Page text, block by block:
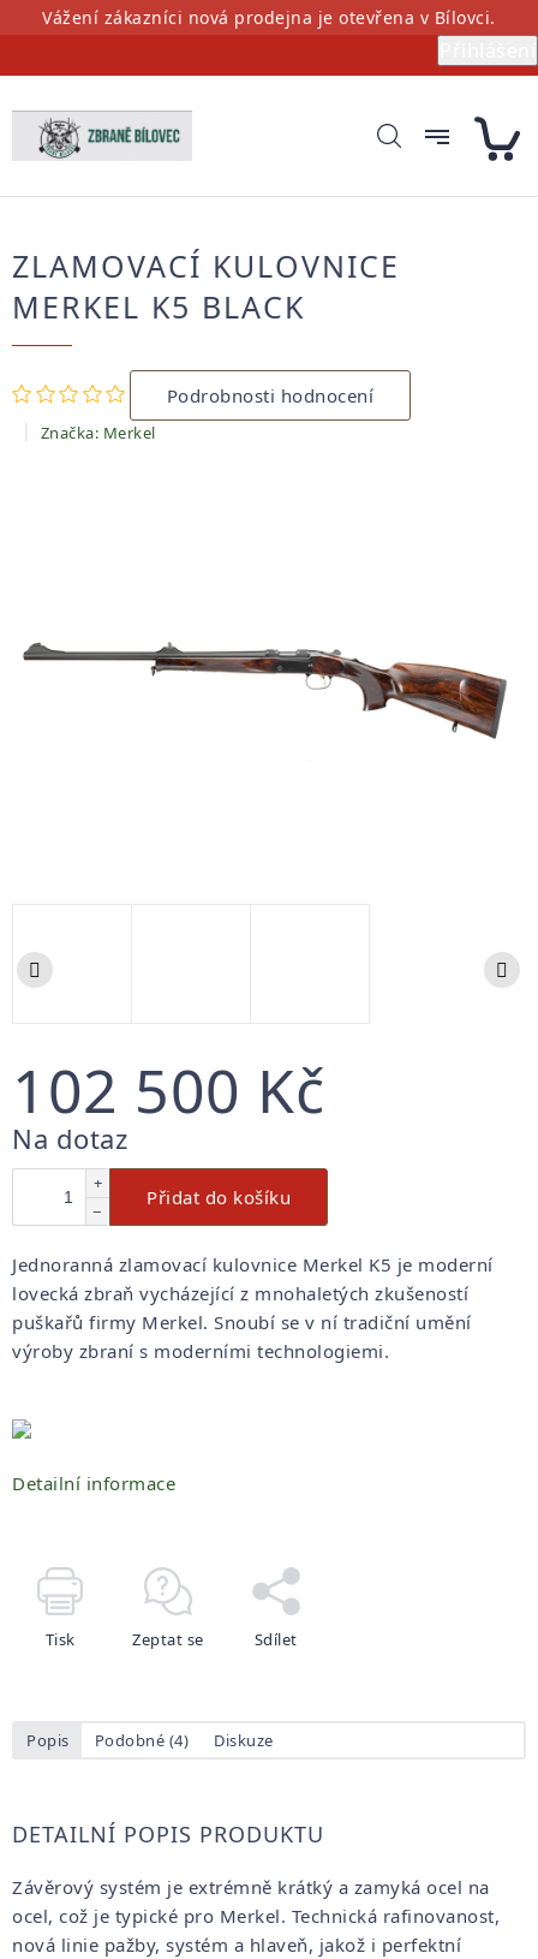
PřejítVážení zákazníci nová prodejna je otevřena v Bílovci.
ZLAMOVACÍ KULOVNICE
MERKEL K5 BLACK
Průměrné
hodnocení
produktu
je
Podrobnosti hodnocení
Značka: Merkel
102 500 Kč
Měrná
Na dotaz
+
−
Přidat do košíku
Jednoranná zlamovací kulovnice Merkel K5 je moderní
lovecká zbraň vycházející z mnohaletých zkušeností
puškařů firmy Merkel. Snoubí se v ní tradiční umění
výroby zbraní s moderními technologiemi.
Detailní informace
Tisk Zeptat se Sdílet
Popis Podobné (4) Diskuze
DETAILNÍ POPIS PRODUKTU
Závěrový systém je extrémně krátký a zamyká ocel na
ocel, což je typické pro Merkel. Technická rafinovanost,
nová linie pažby, systém a hlaveň, jakož i perfektní